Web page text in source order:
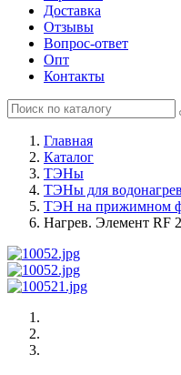
Доставка
Отзывы
Вопрос-ответ
Опт
Контакты
Главная
Каталог
ТЭНы
ТЭНы для
ТЭН на прижимном
Нагрев. Элемент RF